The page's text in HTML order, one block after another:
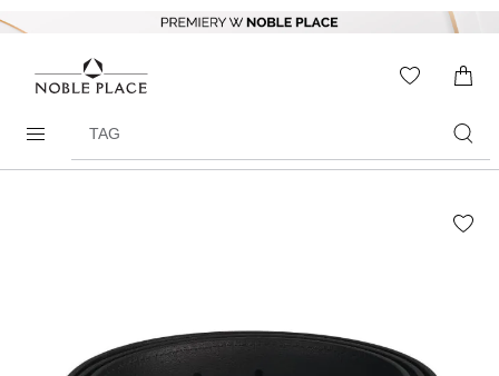
products